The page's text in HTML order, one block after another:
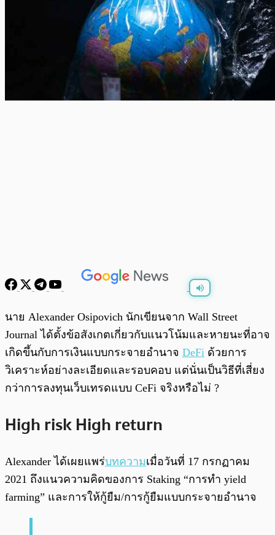
นาย Alexander Osipovich นักเขียนจาก Wall Street
Journal ได้ตั้งข้อสังเกตเกี่ยวกับแนวโน้มและหายนะที่อาจ
เกิดขึ้นกับการเงินแบบกระจายอำนาจ DeFi ด้วยการ
วิเคราะห์อย่างละเอียดและรอบคอบ แต่นั่นเป็นวิธีที่เสี่ยง
กว่าการลงทุนเว็บเทรดแบบ CeFi จริงหรือไม่ ?
High risk High return
Alexander ได้เผยแพร่บทความเมื่อวันที่ 17 กรกฏาคม
2021 ถึงแนวความคิดของการ Staking “การทำ yield
farming” และการให้กู้ยืม/การกู้ยืมแบบกระจายอำนาจ